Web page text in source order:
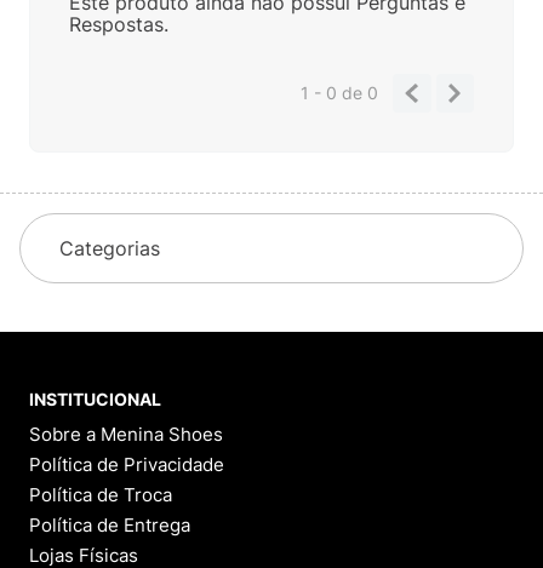
Respostas.
1 - 0de 0
Categorias
INSTITUCIONAL
Sobre a Menina Shoes
Política de Privacidade
Política de Troca
Política de Entrega
Lojas Físicas